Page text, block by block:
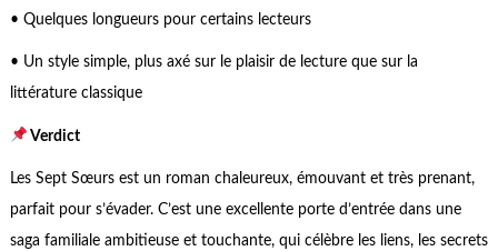
• Quelques longueurs pour certains lecteurs
• Un style simple, plus axé sur le plaisir de lecture que sur la
littérature classique
Verdict
Les Sept Sœurs est un roman chaleureux, émouvant et très prenant,
parfait pour s’évader. C’est une excellente porte d’entrée dans une
saga familiale ambitieuse et touchante, qui célèbre les liens, les secrets